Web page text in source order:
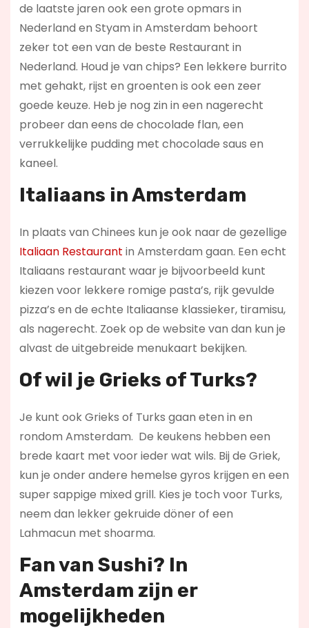
de laatste jaren ook een grote opmars in
Nederland en Styam in Amsterdam behoort
zeker tot een van de beste Restaurant in
Nederland. Houd je van chips? Een lekkere burrito
met gehakt, rijst en groenten is ook een zeer
goede keuze. Heb je nog zin in een nagerecht
probeer dan eens de chocolade flan, een
verrukkelijke pudding met chocolade saus en
kaneel.
Italiaans in Amsterdam
In plaats van Chinees kun je ook naar de gezellige
Italiaan Restaurant in Amsterdam gaan. Een echt
Italiaans restaurant waar je bijvoorbeeld kunt
kiezen voor lekkere romige pasta’s, rijk gevulde
pizza’s en de echte Italiaanse klassieker, tiramisu,
als nagerecht. Zoek op de website van dan kun je
alvast de uitgebreide menukaart bekijken.
Of wil je Grieks of Turks?
Je kunt ook Grieks of Turks gaan eten in en
rondom Amsterdam. De keukens hebben een
brede kaart met voor ieder wat wils. Bij de Griek,
kun je onder andere hemelse gyros krijgen en een
super sappige mixed grill. Kies je toch voor Turks,
neem dan lekker gekruide döner of een
Lahmacun met shoarma.
Fan van Sushi? In
Amsterdam zijn er
mogelijkheden